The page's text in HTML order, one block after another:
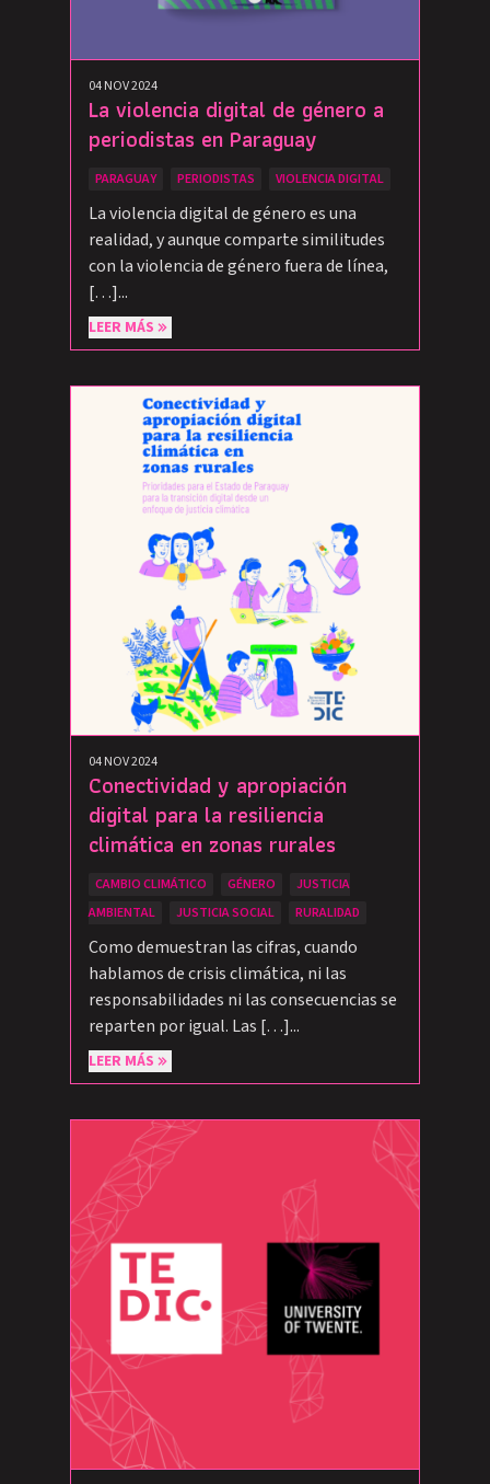
04 NOV 2024
La violencia digital de género a
periodistas en Paraguay
PARAGUAY PERIODISTAS VIOLENCIA DIGITAL
La violencia digital de género es una
realidad, y aunque comparte similitudes
con la violencia de género fuera de línea,
[…]...
LEER MÁS
04 NOV 2024
Conectividad y apropiación
digital para la resiliencia
climática en zonas rurales
CAMBIO CLIMÁTICO GÉNERO
JUSTICIA
AMBIENTAL
JUSTICIA SOCIAL RURALIDAD
Como demuestran las cifras, cuando
hablamos de crisis climática, ni las
responsabilidades ni las consecuencias se
reparten por igual. Las […]...
LEER MÁS